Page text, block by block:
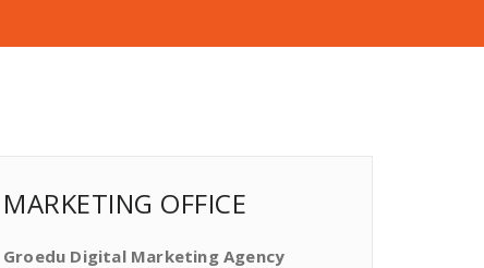
MARKETING OFFICE
Groedu Digital Marketing Agency